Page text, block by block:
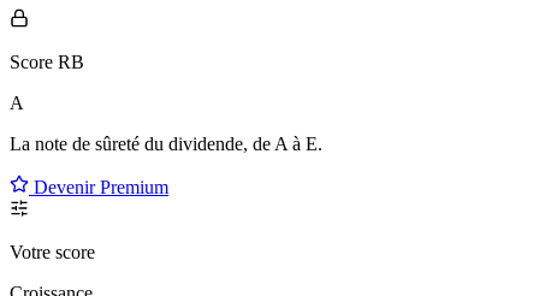
Score RB
A
La note de sûreté du dividende, de A à E.
Devenir Premium
Votre score